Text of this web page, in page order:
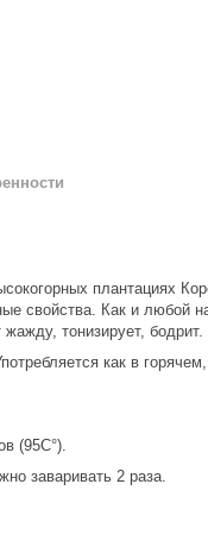
плантациях
свойства. Как и любой
тонизирует, бодрит.
как в
(95С°).
заваривать 2 раза.